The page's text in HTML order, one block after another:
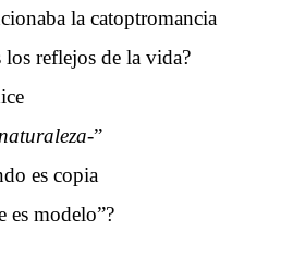
la catoptromancia
reflejos de la vida?
”
es copia
es modelo”?